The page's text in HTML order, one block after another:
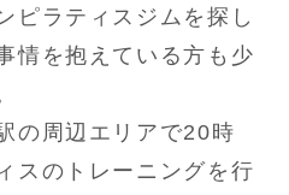
ピラティスジムを探し
情を抱えている方も少
の周辺エリアで20時
スのトレーニングを行